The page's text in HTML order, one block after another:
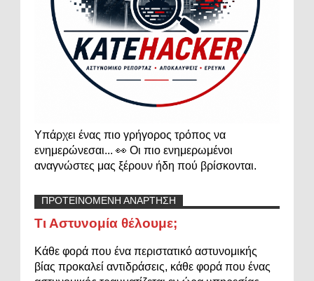
Υπάρχει ένας πιο γρήγορος τρόπος να
ενημερώνεσαι... 👀 Οι πιο ενημερωμένοι
αναγνώστες μας ξέρουν ήδη πού βρίσκονται.
ΠΡΟΤΕΙΝΟΜΕΝΗ ΑΝΑΡΤΗΣΗ
Τι Αστυνομία θέλουμε;
Κάθε φορά που ένα περιστατικό αστυνομικής
βίας προκαλεί αντιδράσεις, κάθε φορά που ένας